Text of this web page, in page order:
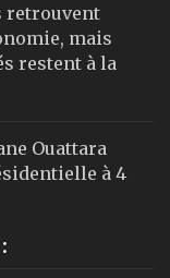
retrouvent
mais
restent à la
Ouattara
à 4